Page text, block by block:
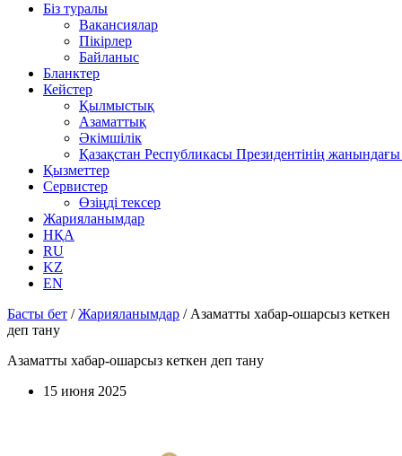
Біз туралы
Вакансиялар
Пікірлер
Байланыс
Бланктер
Кейстер
Қылмыстық
Азаматтық
Әкімшілік
Қазақстан Республикасы Президентінің
Қызметтер
Сервистер
Өзіңді тексер
Жарияланымдар
НҚА
RU
KZ
EN
Басты бет /Жарияланымдар / Азаматты хабар-ошарсыз кеткен
деп тану
Азаматты хабар-ошарсыз кеткен деп тану
15 июня 2025